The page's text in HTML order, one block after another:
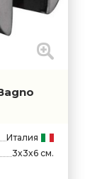
Италия
3x3x6 см.